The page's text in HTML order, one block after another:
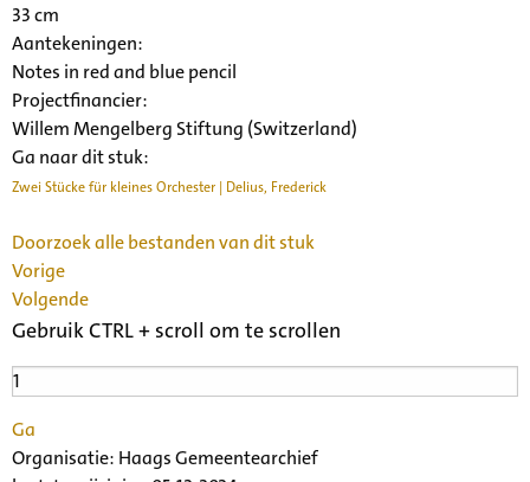
33 cm
Aantekeningen:
Notes in red and blue pencil
Projectfinancier:
Willem Mengelberg Stiftung (Switzerland)
Ga naar dit stuk:
Zwei Stücke für kleines Orchester | Delius, Frederick
Doorzoek alle bestanden van dit stuk
Vorige
Volgende
Gebruik CTRL + scroll om te scrollen
Ga
Organisatie: Haags Gemeentearchief